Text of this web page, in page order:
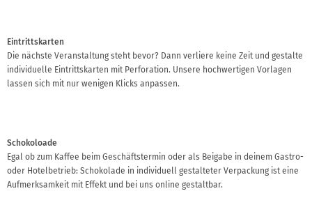
Eintrittskarten
Die nächste Veranstaltung steht bevor? Dann verliere keine Zeit und gestalte
individuelle Eintrittskarten mit Perforation. Unsere hochwertigen Vorlagen
lassen sich mit nur wenigen Klicks anpassen.
Schokoloade
Egal ob zum Kaffee beim Geschäftstermin oder als Beigabe in deinem Gastro-
oder Hotelbetrieb: Schokolade in individuell gestalteter Verpackung ist eine
Aufmerksamkeit mit Effekt und bei uns online gestaltbar.